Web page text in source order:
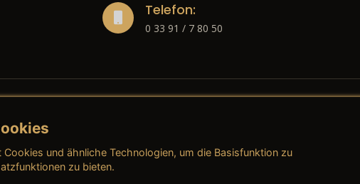
Telefon:
0 33 91 / 7 80 50
→ AGB (Neuwagen)
→ AGB (Teile & Zubehör)
Cookies und ähnliche Technologien, um die Basisfunktion zu
zu bieten.